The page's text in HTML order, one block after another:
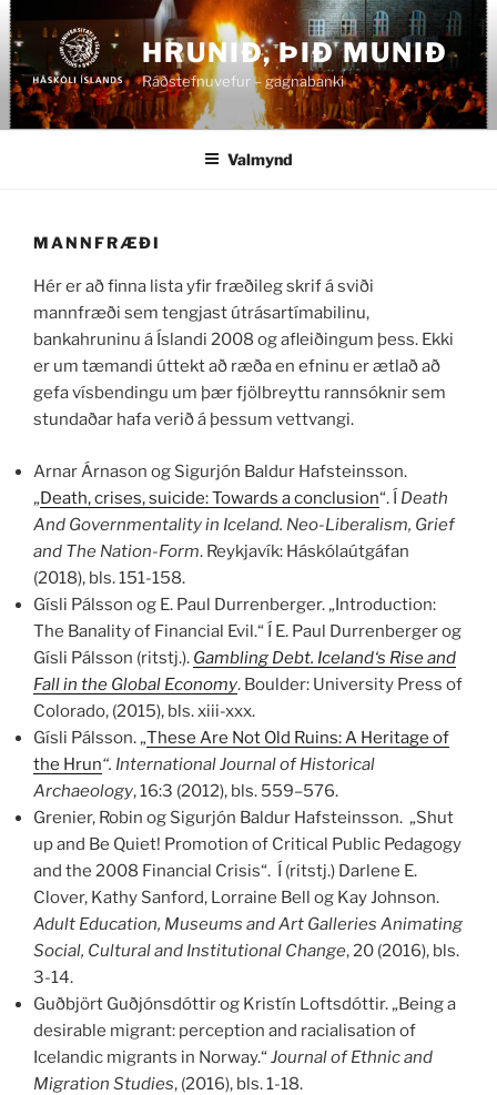
Fara
að
efni
HRUNIÐ, ÞIÐ MUNIÐ
Ráðstefnuvefur – gagnabanki
Valmynd
MANNFRÆÐI
Hér er að finna lista yfir fræðileg skrif á sviði
mannfræði sem tengjast útrásartímabilinu,
bankahruninu á Íslandi 2008 og afleiðingum þess. Ekki
er um tæmandi úttekt að ræða en efninu er ætlað að
gefa vísbendingu um þær fjölbreyttu rannsóknir sem
stundaðar hafa verið á þessum vettvangi.
Arnar Árnason og Sigurjón Baldur Hafsteinsson.
„Death, crises, suicide: Towards a conclusion“. Í Death
And Governmentality in Iceland. Neo-Liberalism, Grief
and The Nation-Form. Reykjavík: Háskólaútgáfan
(2018), bls. 151-158.
Gísli Pálsson og E. Paul Durrenberger. „Introduction:
The Banality of Financial Evil.“ Í E. Paul Durrenberger og
Gísli Pálsson (ritstj.). Gambling Debt. Iceland‘s Rise and
Fall in the Global Economy. Boulder: University Press of
Colorado, (2015), bls. xiii-xxx.
Gísli Pálsson. „These Are Not Old Ruins: A Heritage of
the Hrun“. International Journal of Historical
Archaeology, 16:3 (2012), bls. 559–576.
Grenier, Robin og Sigurjón Baldur Hafsteinsson. „Shut
up and Be Quiet! Promotion of Critical Public Pedagogy
and the 2008 Financial Crisis“. Í (ritstj.) Darlene E.
Clover, Kathy Sanford, Lorraine Bell og Kay Johnson.
Adult Education, Museums and Art Galleries Animating
Social, Cultural and Institutional Change, 20 (2016), bls.
3-14.
Guðbjört Guðjónsdóttir og Kristín Loftsdóttir. „Being a
desirable migrant: perception and racialisation of
Icelandic migrants in Norway.“ Journal of Ethnic and
Migration Studies, (2016), bls. 1-18.